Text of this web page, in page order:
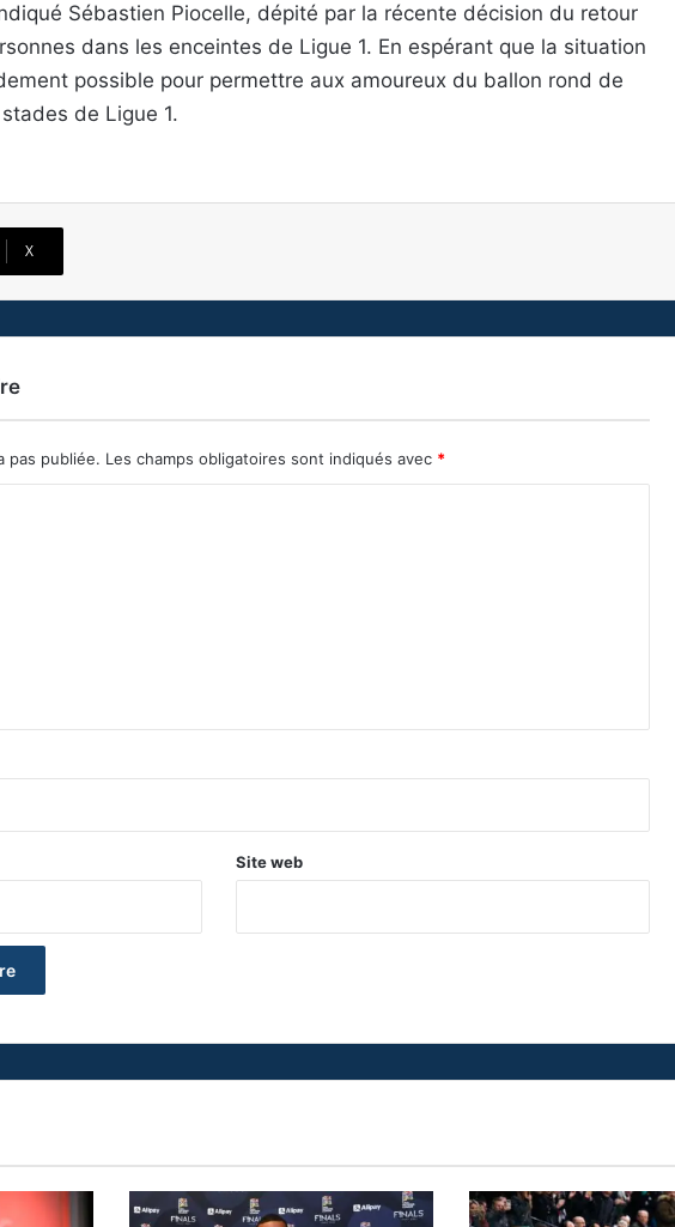
Sébastien Piocelle, dépité par la récente décision du retour
dans les enceintes de Ligue 1. En espérant que la situation
possible pour permettre aux amoureux du ballon rond de
de Ligue 1.
X
pas publiée. Les champs obligatoires sont indiqués avec *
Site web